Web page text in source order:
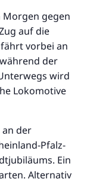
Morgen gegen
auf die
vorbei an
der
wird
Lokomotive
der
Pfalz-
Ein
Alternativ